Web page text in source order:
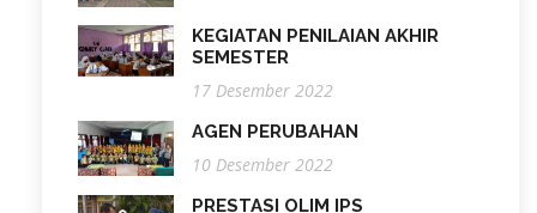
KEGIATAN PENILAIAN AKHIR
SEMESTER
17 Desember 2022
AGEN PERUBAHAN
10 Desember 2022
PRESTASI OLIM IPS